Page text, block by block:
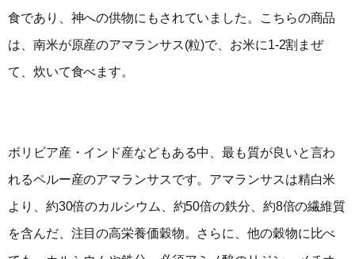
食であり、神への供物にもされていました。こちらの商品
は、南米が原産のアマランサス(粒)で、お米に1-2割まぜ
て、炊いて食べます。
ボリビア産・インド産などもある中、最も質が良いと言わ
れるペルー産のアマランサスです。アマランサスは精白米
より、約30倍のカルシウム、約50倍の鉄分、約8倍の繊維質
を含んだ、注目の高栄養価穀物。さらに、他の穀物に比べ